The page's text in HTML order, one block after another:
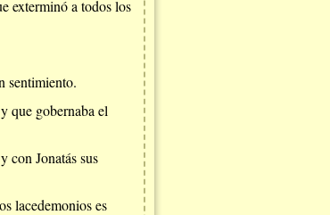
exterminó a todos los
sentimiento.
que gobernaba el
con Jonatás sus
lacedemonios es